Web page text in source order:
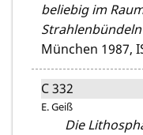
beliebig im
Strahlenbündeln
München 1987,
C 332
E. Geiß
Die